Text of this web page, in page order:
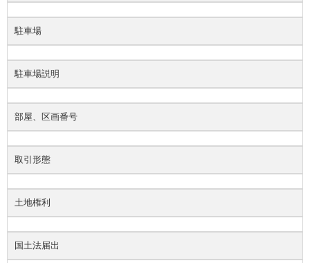
駐車場
駐車場説明
部屋、区画番号
取引形態
土地権利
国土法届出